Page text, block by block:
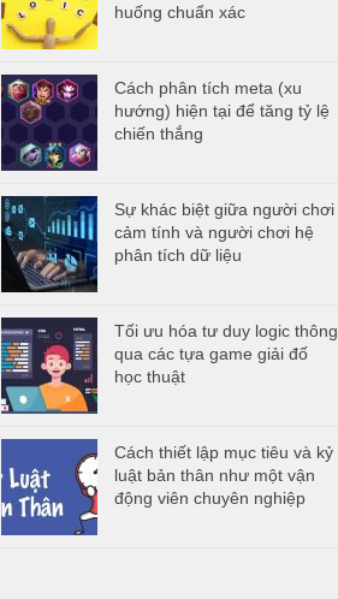
huống chuẩn xác
Cách phân tích meta (xu
hướng) hiện tại để tăng tỷ lệ
chiến thắng
Sự khác biệt giữa người chơi
cảm tính và người chơi hệ
phân tích dữ liệu
Tối ưu hóa tư duy logic thông
qua các tựa game giải đố
học thuật
Cách thiết lập mục tiêu và kỷ
luật bản thân như một vận
động viên chuyên nghiệp